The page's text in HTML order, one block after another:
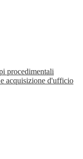
procedimentali
acquisizione d'ufficio